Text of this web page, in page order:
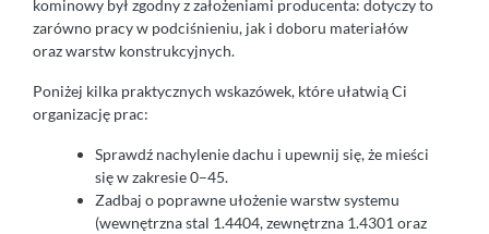
kominowy był zgodny z założeniami producenta: dotyczy to
zarówno pracy w podciśnieniu, jak i doboru materiałów
oraz warstw konstrukcyjnych.
Poniżej kilka praktycznych wskazówek, które ułatwią Ci
organizację prac:
Sprawdź nachylenie dachu i upewnij się, że mieści
się w zakresie 0–45.
Zadbaj o poprawne ułożenie warstw systemu
(wewnętrzna stal 1.4404, zewnętrzna 1.4301 oraz